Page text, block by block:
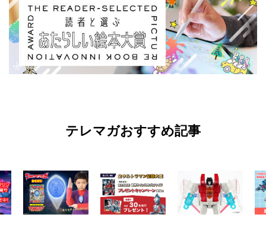
テレマガおすすめ記事